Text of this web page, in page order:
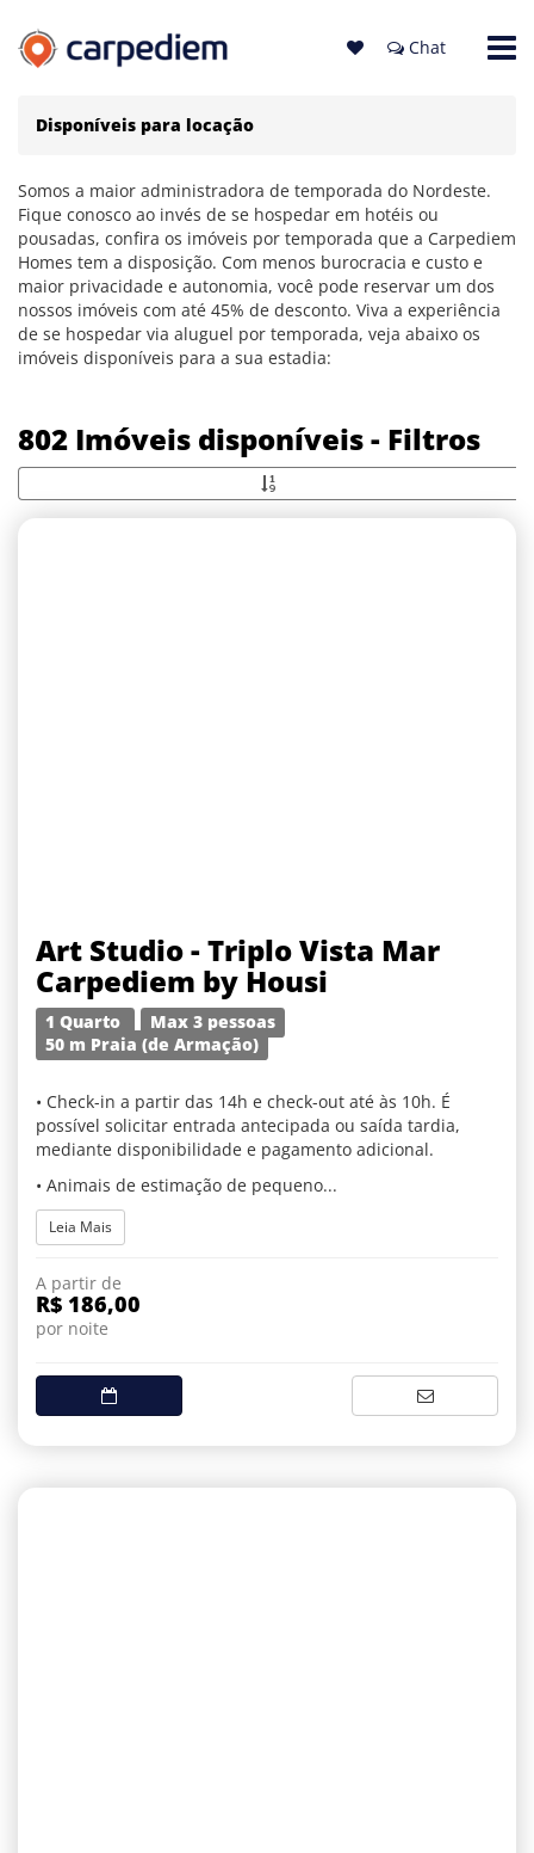
Chat
Disponíveis para locação
Somos a maior administradora de temporada do Nordeste.
Fique conosco ao invés de se hospedar em hotéis ou
pousadas, confira os imóveis por temporada que a Carpediem
Homes tem a disposição. Com menos burocracia e custo e
maior privacidade e autonomia, você pode reservar um dos
nossos imóveis com até 45% de desconto. Viva a experiência
de se hospedar via aluguel por temporada, veja abaixo os
imóveis disponíveis para a sua estadia:
802 Imóveis disponíveis - Filtros
Art Studio - Triplo Vista Mar
Carpediem by Housi
1 Quarto
Max 3 pessoas
50 m Praia (de Armação)
• Check-in a partir das 14h e check-out até às 10h. É
possível solicitar entrada antecipada ou saída tardia,
mediante disponibilidade e pagamento adicional.
• Animais de estimação de pequeno...
Leia Mais
A partir de
R$ 186,00
por noite